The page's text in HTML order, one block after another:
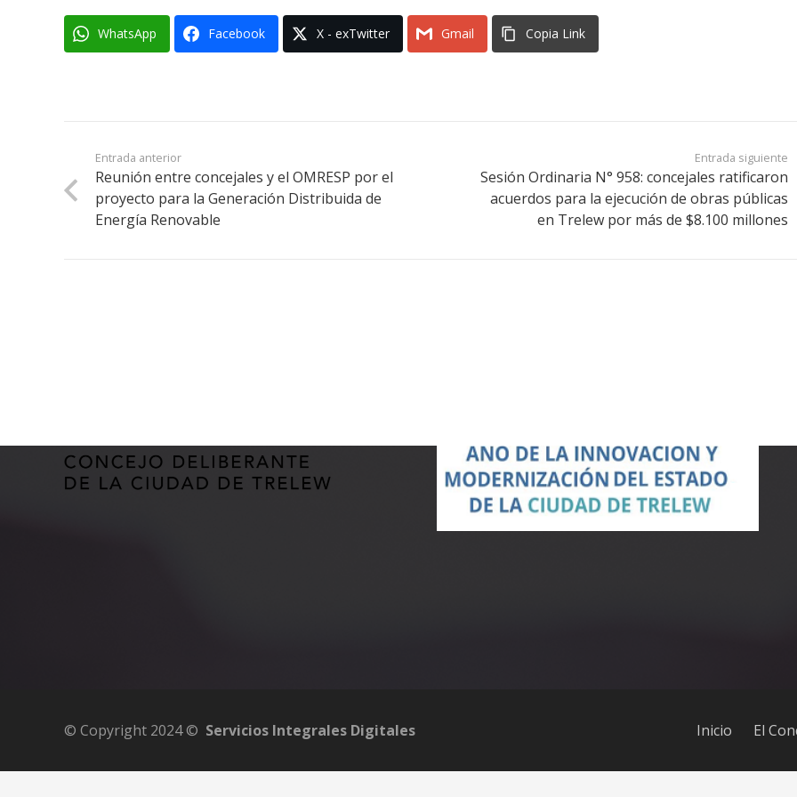
WhatsApp Facebook X - exTwitter Gmail Copia Link
Entrada anterior
Reunión entre concejales y el OMRESP por el
proyecto para la Generación Distribuida de
Energía Renovable
Entrada siguiente
Sesión Ordinaria N° 958: concejales ratificaron
acuerdos para la ejecución de obras públicas
en Trelew por más de $8.100 millones
Se dice «concejo» y no «consejo» porque la
© Copyright 2024 © Servicios Integrales Digitales Inicio El